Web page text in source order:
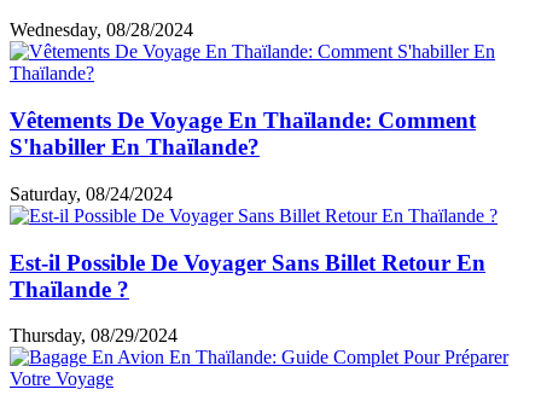
Wednesday, 08/28/2024
Vêtements De Voyage En Thaïlande: Comment
S'habiller En Thaïlande?
Saturday, 08/24/2024
Est-il Possible De Voyager Sans Billet Retour En
Thaïlande ?
Thursday, 08/29/2024